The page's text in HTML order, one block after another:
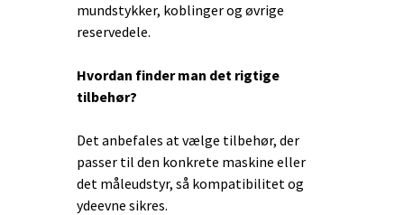
mundstykker, koblinger og øvrige
reservedele.
Hvordan finder man det rigtige
tilbehør?
Det anbefales at vælge tilbehør, der
passer til den konkrete maskine eller
det måleudstyr, så kompatibilitet og
ydeevne sikres.